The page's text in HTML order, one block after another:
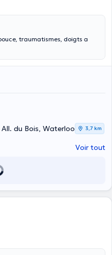
traumatismes, doigts a
du Bois, Waterloo 3,7 km
Voir tout